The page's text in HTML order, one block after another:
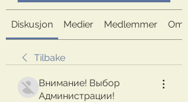
Diskusjon Medier Medlemmer Om
Tilbake
Внимание! Выбор
Администрации!